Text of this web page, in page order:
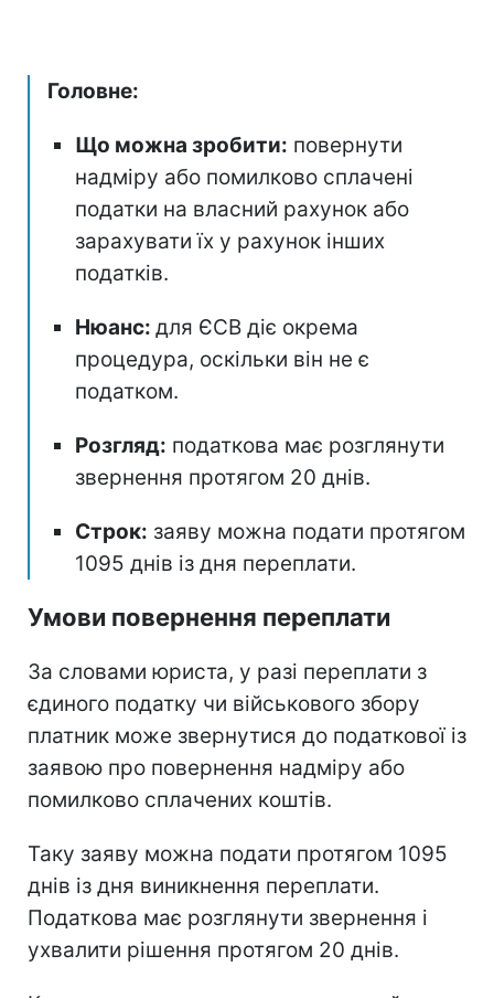
Головне:
Що можна зробити: повернути
надміру або помилково сплачені
податки на власний рахунок або
зарахувати їх у рахунок інших
податків.
Нюанс: для ЄСВ діє окрема
процедура, оскільки він не є
податком.
Розгляд: податкова має розглянути
звернення протягом 20 днів.
Строк: заяву можна подати протягом
1095 днів із дня переплати.
Умови повернення переплати
За словами юриста, у разі переплати з
єдиного податку чи військового збору
платник може звернутися до податкової із
заявою про повернення надміру або
помилково сплачених коштів.
Таку заяву можна подати протягом 1095
днів із дня виникнення переплати.
Податкова має розглянути звернення і
ухвалити рішення протягом 20 днів.